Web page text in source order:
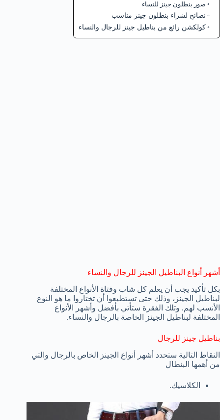
صور بنطلون جينز للنساء
نصائح لشراء بنطلون جينز مناسب
كولكشن رائع من بناطيل جينز للرجال والنساء
أشهر أنواع البناطيل الجينز للرجال والنساء
بكل تأكيد يجب أن يعلم كل شاب وفتاة الأنواع المختلفة
لبناطيل الجينز، وذلك حتى تستطيعوا أن تختاروا ما هو النوع
الأنسب لهم. وتلك الفقرة ستأتي بأفضل وأشهر الأنواع
المختلفة لبناطيل الجينز الخاصة بالرجال والنساء.
بناطيل جينز للرجال
النقاط التالية ستحدد أشهر أنواع الجينز الخاص بالرجال والتي
من أهمها البنطال
الكلاسيك.